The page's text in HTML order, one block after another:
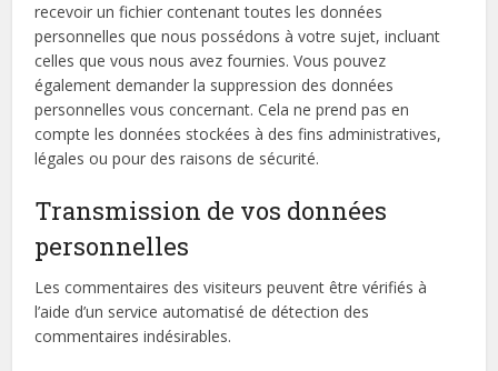
recevoir un fichier contenant toutes les données
personnelles que nous possédons à votre sujet, incluant
celles que vous nous avez fournies. Vous pouvez
également demander la suppression des données
personnelles vous concernant. Cela ne prend pas en
compte les données stockées à des fins administratives,
légales ou pour des raisons de sécurité.
Transmission de vos données
personnelles
Les commentaires des visiteurs peuvent être vérifiés à
l’aide d’un service automatisé de détection des
commentaires indésirables.